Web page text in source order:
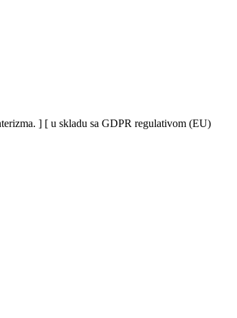
] [ u skladu sa GDPR regulativom (EU)